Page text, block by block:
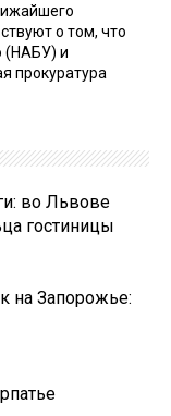
о том, что
(НАБУ) и
прокуратура
во Львове
гостиницы
на Запорожье: